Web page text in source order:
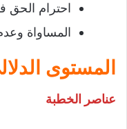
احترام الحق
المساواة
المستوى
عناصر الخطبة